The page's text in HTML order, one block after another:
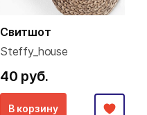
Свитшот
Steffy_house
40 руб.
В корзину